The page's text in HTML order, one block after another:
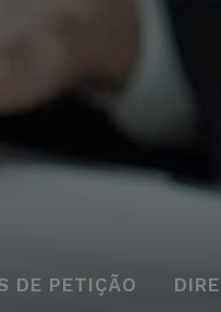
DE PETIÇÃO